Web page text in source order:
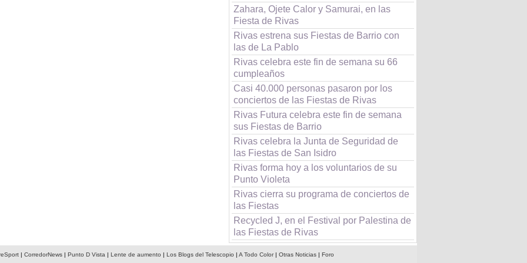
Zahara, Ojete Calor y Samurai, en las
Fiesta de Rivas
Rivas estrena sus Fiestas de Barrio con
las de La Pablo
Rivas celebra este fin de semana su 66
cumpleaños
Casi 40.000 personas pasaron por los
conciertos de las Fiestas de Rivas
Rivas Futura celebra este fin de semana
sus Fiestas de Barrio
Rivas celebra la Junta de Seguridad de
las Fiestas de San Isidro
Rivas forma hoy a los voluntarios de su
Punto Violeta
Rivas cierra su programa de conciertos de
las Fiestas
Recycled J, en el Festival por Palestina de
las Fiestas de Rivas
| CorredorNews| Punto D Vista | Lente de aumento | Los Blogs del Telescopio | A Todo Color| Otras Noticias| Foro